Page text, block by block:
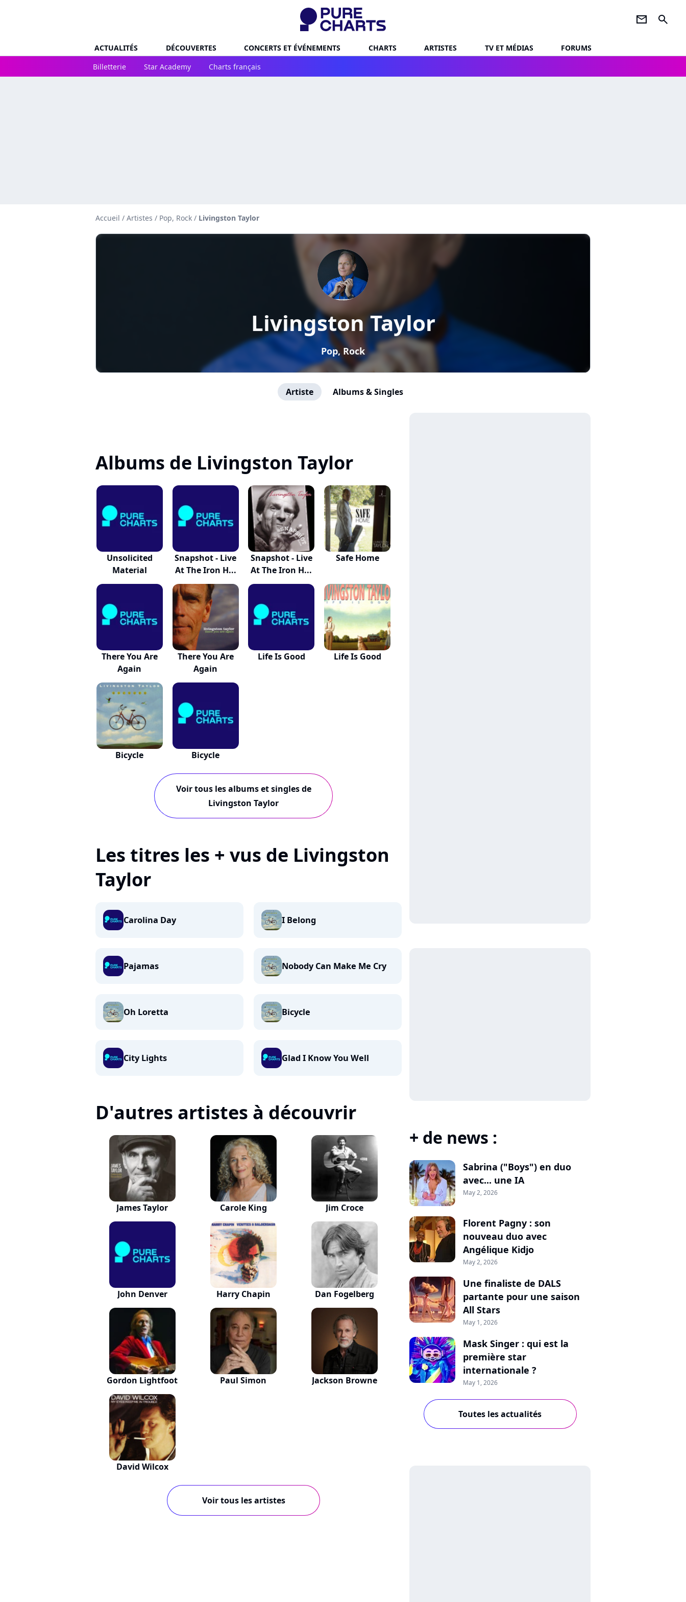
newsletter search
ACTUALITÉS DÉCOUVERTES CONCERTS ET ÉVÉNEMENTS CHARTS ARTISTES TV ET MÉDIAS
FORUMS
Billetterie
Star Academy Charts français
Accueil / Artistes / Pop, Rock / Livingston Taylor
Livingston Taylor
Pop, Rock
Artiste Albums & Singles
Albums de Livingston Taylor
Unsolicited
Material
Snapshot - Live
At The Iron H...
Snapshot - Live
At The Iron H...
Safe Home
There You Are
Again
There You Are
Again
Life Is Good Life Is Good
Bicycle Bicycle
Voir tous les albums et singles de
Livingston Taylor
Les titres les + vus de Livingston
Taylor
Carolina Day I Belong
Pajamas Nobody Can Make Me Cry
Oh Loretta Bicycle
City Lights Glad I Know You Well
D'autres artistes à découvrir
James Taylor Carole King Jim Croce
John Denver Harry Chapin Dan Fogelberg
Gordon Lightfoot Paul Simon Jackson Browne
David Wilcox
Voir tous les artistes
+ de news :
Sabrina ("Boys") en duo
avec... une IA
May 2, 2026
Florent Pagny : son
nouveau duo avec
Angélique Kidjo
May 2, 2026
Une finaliste de DALS
partante pour une saison
All Stars
May 1, 2026
Mask Singer : qui est la
première star
internationale ?
May 1, 2026
Toutes les actualités